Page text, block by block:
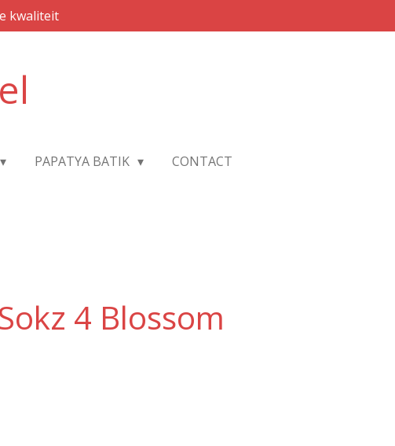
kwaliteit
PAPATYA BATIK
CONTACT
4 Blossom